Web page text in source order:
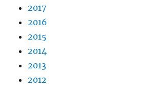
2017
2016
2015
2014
2013
2012